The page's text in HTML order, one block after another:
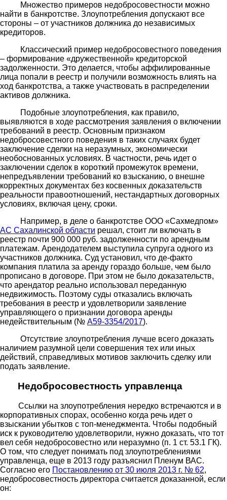
Множество примеров недобросовестности можно
найти в банкротстве. Злоупотребления допускают все
стороны – от участников должника до независимых
кредиторов.
Классический пример недобросовестного поведения
– формирование «дружественной» кредиторской
задолженности. Это делается, чтобы аффилированные
лица попали в реестр и получили возможность влиять на
ход банкротства, а также участвовать в распределении
активов должника.
Подобные злоупотребления, как правило,
выявляются в ходе рассмотрения заявления о включении
требований в реестр. Основным признаком
недобросовестного поведения в таких случаях будет
заключение сделки на неразумных, экономически
необоснованных условиях. В частности, речь идет о
заключении сделок в короткий промежуток времени,
непредъявлении требований ко взысканию, о внешне
корректных документах без косвенных доказательств
реальности правоотношений, нестандартных договорных
условиях, включая цену, сроки.
Например, в деле о банкротстве ООО «Сахмедпом»
АС Сахалинской области решал, стоит ли включать в
реестр почти 900 000 руб. задолженности по арендным
платежам. Арендодателем выступила супруга одного из
участников должника. Суд установил, что де-факто
компания платила за аренду гораздо больше, чем было
прописано в договоре. При этом не было доказательств,
что арендатор реально использовал переданную
недвижимость. Поэтому суды отказались включать
требования в реестр и удовлетворили заявление
управляющего о признании договора аренды
недействительным (№ А59-3354/2017).
Отсутствие злоупотребления лучше всего доказать
наличием разумной цели совершения тех или иных
действий, справедливых мотивов заключить сделку или
подать заявление.
Недобросовестность управленца
Ссылки на злоупотребления нередко встречаются и в
корпоративных спорах, особенно когда речь идет о
взыскании убытков с топ-менеджмента. Чтобы подобный
иск к руководителю удовлетворили, нужно доказать, что тот
вел себя недобросовестно или неразумно (п. 1 ст. 53.1 ГК).
О том, что следует понимать под злоупотреблениями
управленца, еще в 2013 году разъяснил Пленум ВАС.
Согласно его Постановлению от 30 июля 2013 г. № 62,
недобросовестность директора считается доказанной, если
он: